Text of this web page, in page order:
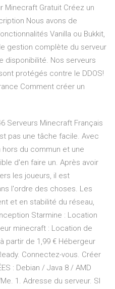
Minecraft Gratuit Créez un
Nous avons de
Vanilla ou Bukkit,
gestion complète du serveur
disponibilité. Nos serveurs
protégés contre le DDOS!
Comment créer un
Serveurs Minecraft Français
pas une tâche facile. Avec
du commun et une
d'en faire un. Après avoir
les joueurs, il est
l'ordre des choses. Les
et en stabilité du réseau,
Starmine : Location
minecraft : Location de
partir de 1,99 € Hébergeur
Connectez-vous. Créer
: Debian / Java 8 / AMD
1. Adresse du serveur. SI